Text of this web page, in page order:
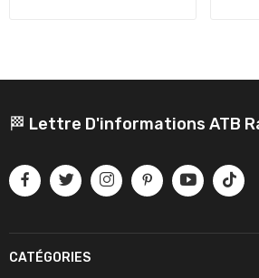
🏁 Lettre D'informations ATB
CATÉGORIES